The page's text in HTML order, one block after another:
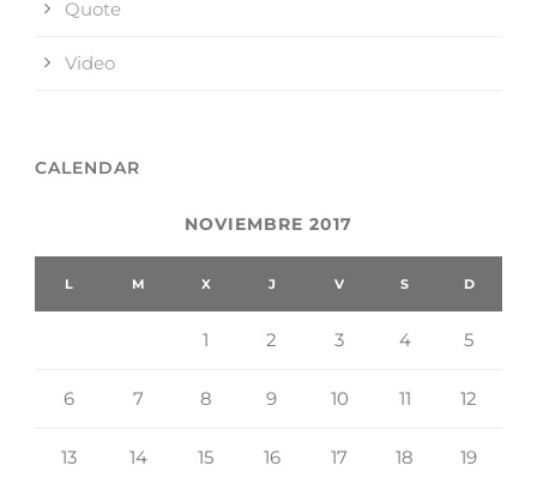
Quote
Video
CALENDAR
NOVIEMBRE 2017
L M X J V S D
1 2 3 4 5
6 7 8 9 10 11 12
13 14 15 16 17 18 19